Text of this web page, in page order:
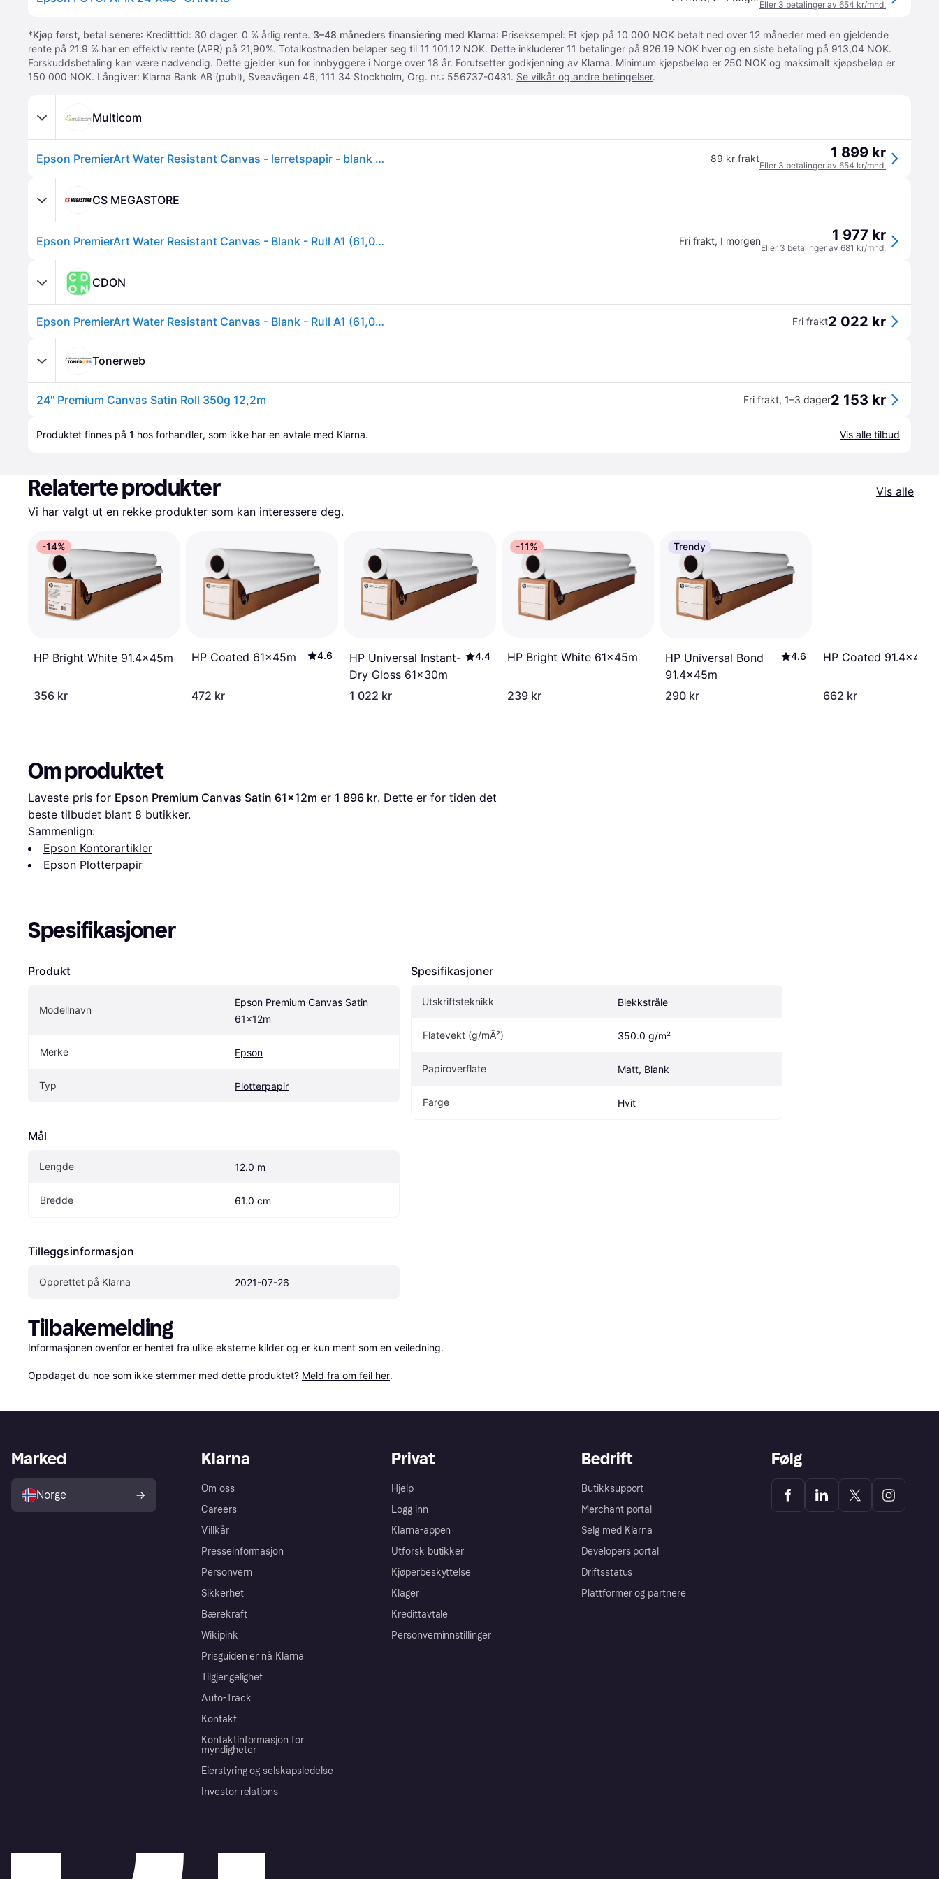
Eller 3 betalinger av 654 kr/mnd.
*Kjøp først, betal senere: Kreditttid: 30 dager. 0 % årlig rente. 3–48 måneders finansiering med Klarna: Priseksempel: Et kjøp på 10 000 NOK betalt ned over 12 måneder med en gjeldende
rente på 21.9 % har en effektiv rente (APR) på 21,90%. Totalkostnaden beløper seg til 11 101.12 NOK. Dette inkluderer 11 betalinger på 926.19 NOK hver og en siste betaling på 913,04 NOK.
Forskuddsbetaling kan være nødvendig. Dette gjelder kun for innbyggere i Norge over 18 år. Forutsetter godkjenning av Klarna. Minimum kjøpsbeløp er 250 NOK og maksimalt kjøpsbeløp er
150 000 NOK. Långiver: Klarna Bank AB (publ), Sveavägen 46, 111 34 Stockholm, Org. nr.: 556737-0431. Se vilkår og andre betingelser.
Multicom
Epson PremierArt Water Resistant Canvas - lerretspapir - blank - 1 rull(er) - Rull A1 (61,0 cm x 12,2 m) - 350 g/m² (C13S041847) 89 kr frakt 1 899 kr
Eller 3 betalinger av 654 kr/mnd.
CS MEGASTORE
Epson PremierArt Water Resistant Canvas - Blank - Rull A1 (61,0 cm x 12,2 m) - 350 g/m² - 1 rull(er) lerretspapir - for SureColor SC-P10000, P20000, P6000, P7000, P7500, P8000, P9000, P9500, T3200, T5200, T7200 Fri frakt, I morgen 1 977 kr
Eller 3 betalinger av 681 kr/mnd.
CDON
Epson PremierArt Water Resistant Canvas - Blank - Rull A1 (61,0 cm x 12,2 m) - 350 g/m² - 1 rull(er) lerretspapir - for SureColor SC-P10000, P20000... Fri frakt2 022 kr
Tonerweb
24'' Premium Canvas Satin Roll 350g 12,2m Fri frakt, 1–3 dager2 153 kr
Produktet finnes på 1 hos forhandler, som ikke har en avtale med Klarna. Vis alle tilbud
Relaterte produkter
Vis alle
Vi har valgt ut en rekke produkter som kan interessere deg.
-14%
HP Bright White 91.4x45m
356 kr
HP Coated 61x45m 4.6
472 kr
HP Universal Instant-
Dry Gloss 61x30m
4.4
1 022 kr
-11%
HP Bright White 61x45m
239 kr
Trendy
HP Universal Bond
91.4x45m
4.6
290 kr
HP Coated 91.4x45m
662 kr
Om produktet
Laveste pris for Epson Premium Canvas Satin 61x12m er 1 896 kr. Dette er for tiden det
beste tilbudet blant 8 butikker.
Sammenlign:
Epson Kontorartikler
Epson Plotterpapir
Spesifikasjoner
Produkt
Modellnavn
Epson Premium Canvas Satin
61x12m
Merke Epson
Typ Plotterpapir
Mål
Lengde 12.0 m
Bredde 61.0 cm
Tilleggsinformasjon
Opprettet på Klarna 2021-07-26
Spesifikasjoner
Utskriftsteknikk Blekkstråle
Flatevekt (g/mÂ²) 350.0 g/m²
Papiroverflate Matt, Blank
Farge Hvit
Tilbakemelding
Informasjonen ovenfor er hentet fra ulike eksterne kilder og er kun ment som en veiledning.
Oppdaget du noe som ikke stemmer med dette produktet? Meld fra om feil her.
Klarna
Om oss
Careers
Villkår
Presseinformasjon
Personvern
Sikkerhet
Bærekraft
Wikipink
Prisguiden er nå Klarna
Tilgjengelighet
Auto-Track
Kontakt
Kontaktinformasjon for
myndigheter
Eierstyring og selskapsledelse
Investor relations
Privat
Hjelp
Logg inn
Klarna-appen
Utforsk butikker
Kjøperbeskyttelse
Klager
Kredittavtale
Personverninnstillinger
Bedrift
Butikksupport
Merchant portal
Selg med Klarna
Developers portal
Driftsstatus
Plattformer og partnere
Marked
Norge
Følg